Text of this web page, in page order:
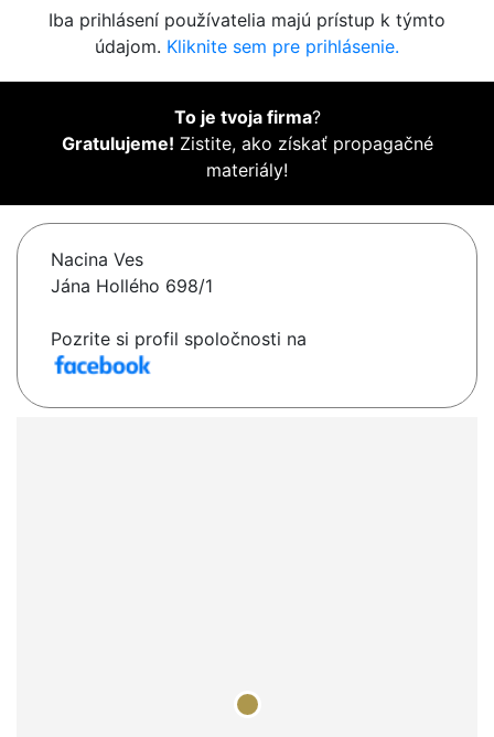
Iba prihlásení používatelia majú prístup k týmto
údajom. Kliknite sem pre prihlásenie.
To je tvoja firma?
Gratulujeme! Zistite, ako získať propagačné
materiály!
Nacina Ves
Jána Hollého 698/1
Pozrite si profil spoločnosti na